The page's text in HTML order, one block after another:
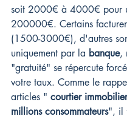
soit 2000€ à 4000€ pour
200000€. Certains
(1500-3000€), d'autres
uniquement par la banque,
"gratuité" se répercute
votre taux. Comme le
articles " courtier
millions consommateurs", il